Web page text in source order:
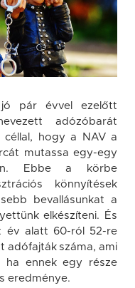
pár évvel ezelőtt
adózóbarát
céllal, hogy a NAV a
mutassa egy-egy
Ebbe a körbe
könnyítések
bevallásunkat a
elkészíteni. És
év alatt 60-ról 52-re
adófajták száma, ami
ha ennek egy része
eredménye.